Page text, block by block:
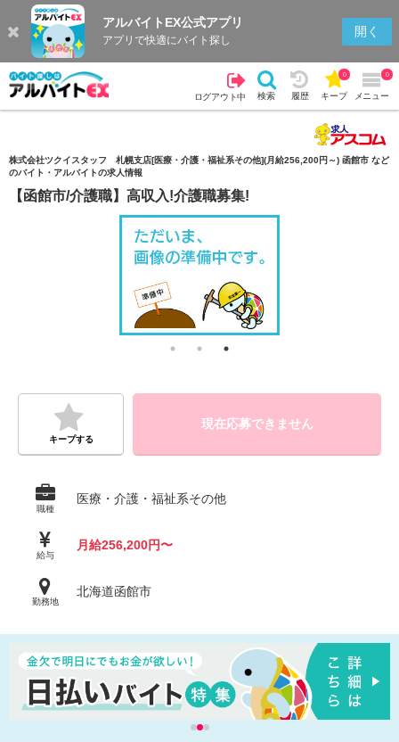
アルバイトEX公式アプリ
アプリで快適にバイト探し
開く
ログアウト中 検索 履歴 キープ
0
メニュー
0
検索 履歴
株式会社ツクイスタッフ 札幌支店[医療・介護・福祉系その他](月給256,200円～) 函館市 など
のバイト・アルバイトの求人情報
【函館市/介護職】高収入!介護職募集!
キープする
現在応募できません
職種
医療・介護・福祉系その他
給与
月給256,200円〜
勤務地
北海道函館市